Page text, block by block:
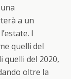
a un
I
quelli del
quelli del 2020,
oltre la